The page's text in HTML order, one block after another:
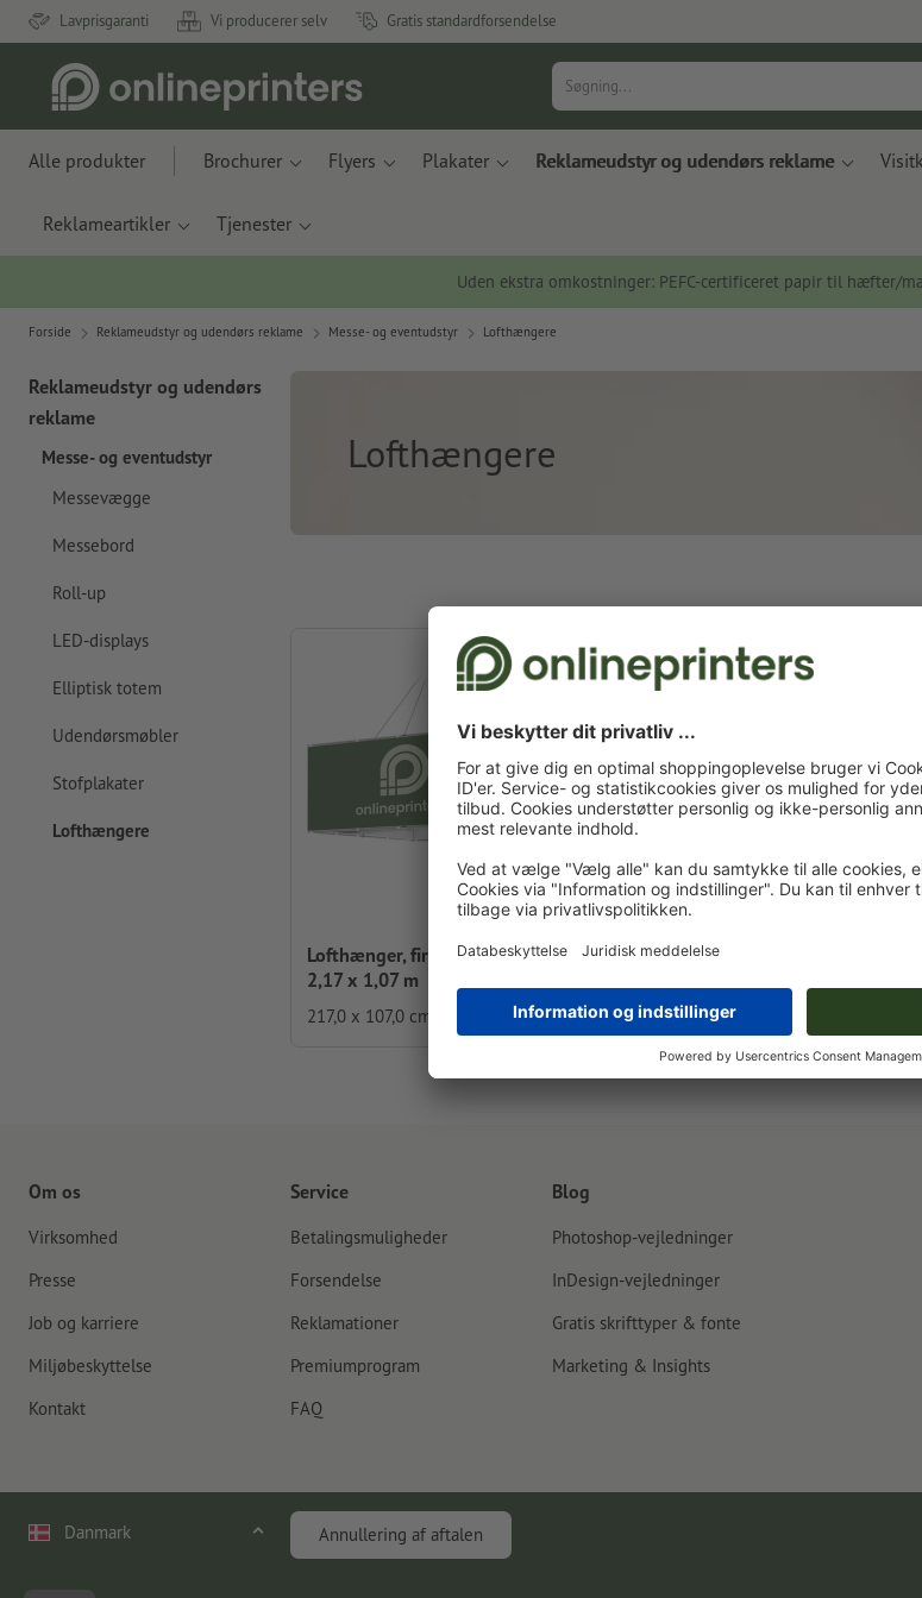
Lavprisgaranti Vi producerer selv Gratis standardforsendelse
Alle produkter Brochurer Flyers Plakater Reklameudstyr og udendørs reklame
Reklameartikler Tjenester
Uden ekstra omkostninger: PEFC-certificeret papir til hæfter/
Forside Reklameudstyr og udendørs reklame Messe- og eventudstyr Lofthængere
Reklameudstyr og udendørs
reklame
Messe- og eventudstyr
Messevægge
Messebord
Roll-up
LED-displays
Elliptisk totem
Udendørsmøbler
Stofplakater
Lofthængere
Lofthængere
Lofthænger, firkantet, 2,17 x
2,17 x 1,07 m
217,0 x 107,0 cm
Lofthænger, rund, Ø 3,05 m
305,0 x 107,0 cm
Om os
Virksomhed
Presse
Job og karriere
Miljøbeskyttelse
Kontakt
Service
Betalingsmuligheder
Forsendelse
Reklamationer
Premiumprogram
FAQ
Blog
Photoshop-vejledninger
InDesign-vejledninger
Gratis skrifttyper & fonte
Marketing & Insights
Danmark Annullering af aftalen